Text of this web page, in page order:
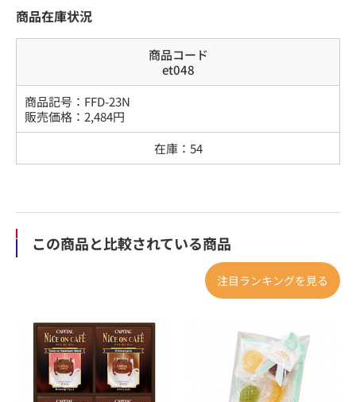
商品在庫状況
商品コード
et048
商品記号： FFD-23N
販売価格： 2,484円
在庫： 54
この商品と比較されている商品
注目ランキングを見る